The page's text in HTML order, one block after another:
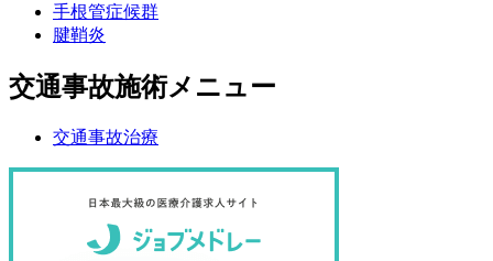
手根管症候群
腱鞘炎
交通事故施術メニュー
交通事故治療